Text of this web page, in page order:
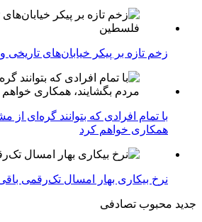
زخم تازه بر پیکر خیابان‌های
با تمام افرادی که بتوانند گره‌ای از
همکاری خواهم کرد
نرخ بیکاری بهار امسال تک‌رقمی
جدید محبوب تصادفی